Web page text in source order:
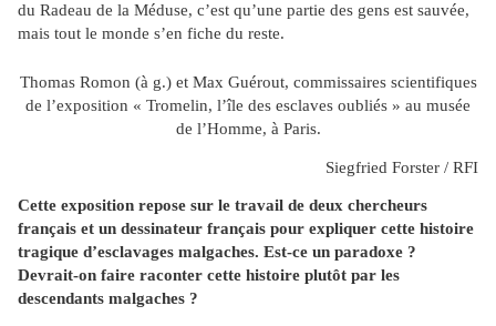
du Radeau de la Méduse, c’est qu’une partie des gens est sauvée,
mais tout le monde s’en fiche du reste.
Thomas Romon (à g.) et Max Guérout, commissaires scientifiques
de l’exposition « Tromelin, l’île des esclaves oubliés » au musée
de l’Homme, à Paris.
Siegfried Forster / RFI
Cette exposition repose sur le travail de deux chercheurs
français et un dessinateur français pour expliquer cette histoire
tragique d’esclavages malgaches. Est-ce un paradoxe ?
Devrait-on faire raconter cette histoire plutôt par les
descendants malgaches ?